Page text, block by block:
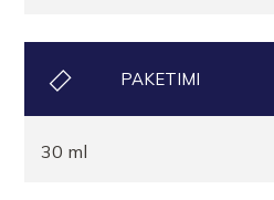
PAKETIMI
30 ml